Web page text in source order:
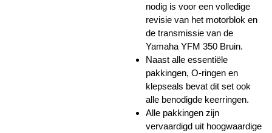
nodig is voor een volledige
revisie van het motorblok en
de transmissie van de
Yamaha YFM 350 Bruin.
Naast alle essentiële
pakkingen, O-ringen en
klepseals bevat dit set ook
alle benodigde keerringen.
Alle pakkingen zijn
vervaardigd uit hoogwaardige